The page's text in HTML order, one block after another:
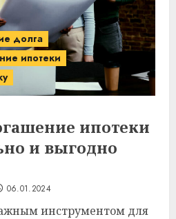
долга
ипотеки
ипотеки
и выгодно
06.01.2024
инструментом для